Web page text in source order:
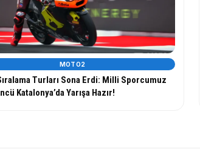
MOTO2
Turları Sona Erdi: Milli Sporcumuz
Katalonya’da Yarışa Hazır!